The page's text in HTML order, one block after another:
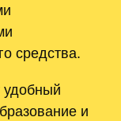
средства.
удобный
и